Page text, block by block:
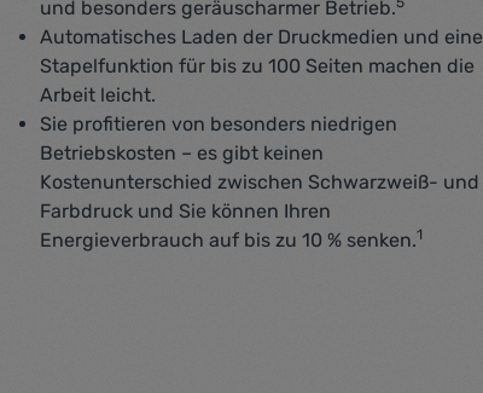
und besonders geräuscharmer Betrieb.
Automatisches Laden der Druckmedien und eine
Stapelfunktion für bis zu 100 Seiten machen die
Arbeit leicht.
Sie profitieren von besonders niedrigen
Betriebskosten – es gibt keinen
Kostenunterschied zwischen Schwarzweiß- und
Farbdruck und Sie können Ihren
Energieverbrauch auf bis zu 10 % senken.1